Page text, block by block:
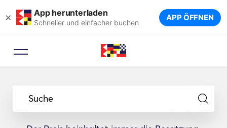
× App herunterladen
Schneller und einfacher buchen APP ÖFFNEN
Suche